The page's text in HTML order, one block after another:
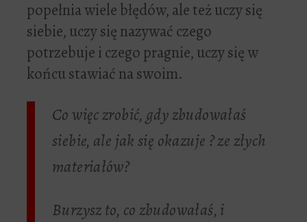
popełnia wiele błędów, ale też uczy się
siebie, uczy się nazywać czego
potrzebuje i czego pragnie, uczy się w
końcu stawiać na swoim.
Co więc zrobić, gdy zbudowałaś
siebie, ale jak się okazuje ? ze złych
materiałów?
Burzysz to, co zbudowałaś, i